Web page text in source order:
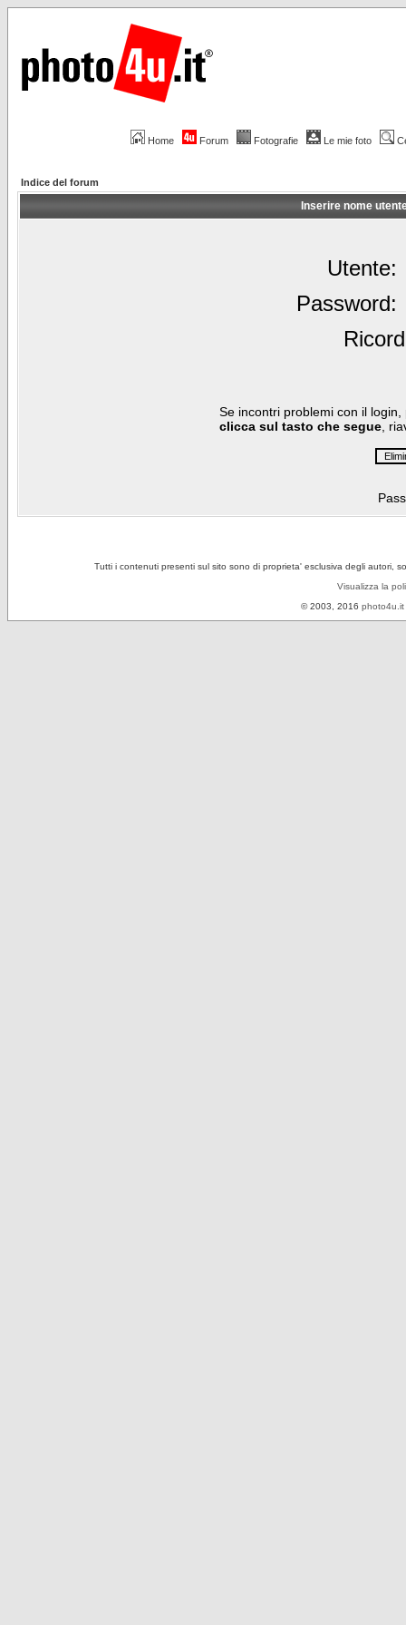
Home Forum Fotografie Le mie foto
Indice del forum
Inserire nome
Utente:
Password:
Se incontri problemi con il
clicca sul tasto che segue ,
Tutti i contenuti presenti sul sito sono di proprieta' esclusiva degli autori,
Visualizza la
© 2003, 2016 photo4u.it